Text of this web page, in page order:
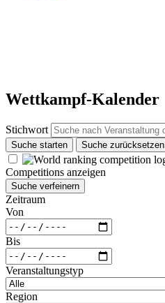
Wettkampf-Kalender
Stichwort
Suche starten Suche zurücksetzen
Competitions anzeigen
Suche verfeinern
Zeitraum
Von
Bis
Veranstaltungstyp
Region